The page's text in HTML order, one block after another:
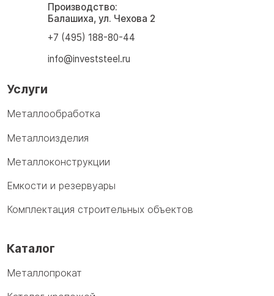
Производство:
Балашиха, ул. Чехова 2
+7 (495) 188-80-44
info@investsteel.ru
Услуги
Металлообработка
Металлоизделия
Металлоконструкции
Емкости и резервуары
Комплектация строительных объектов
Каталог
Металлопрокат